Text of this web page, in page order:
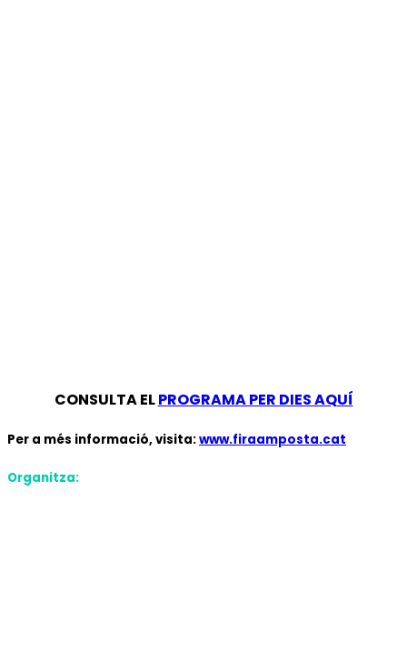
CONSULTA ELPROGRAMA PER DIES AQUÍ
Per a més informació, visita:www.firaamposta.cat
Organitza: